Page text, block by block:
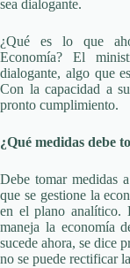
sea dialogante.
¿Qué es lo que
Economía? El
dialogante, algo que
Con la capacidad a
pronto cumplimiento.
¿Qué medidas debe
Debe tomar medidas
que se gestione la
en el plano analítico.
maneja la economía
sucede ahora, se dice
no se puede rectificar